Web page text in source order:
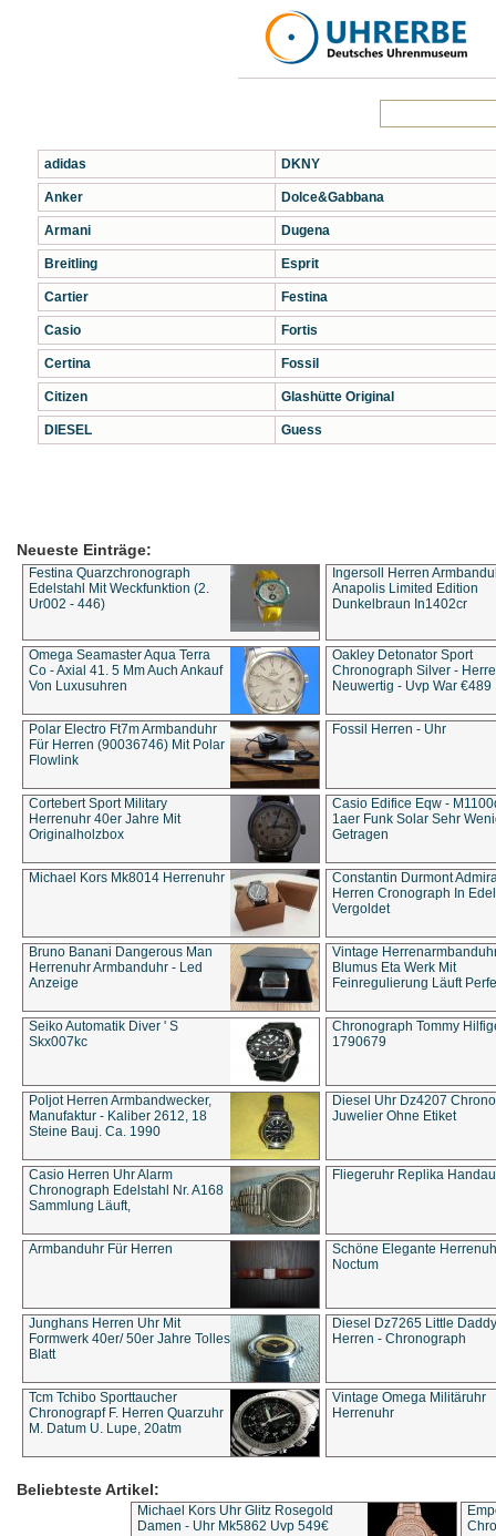
adidas
Anker
Armani
Breitling
Cartier
Casio
Certina
Citizen
DIESEL
DKNY
Dolce&Gabbana
Dugena
Esprit
Festina
Fortis
Fossil
Glashütte Original
Guess
Neueste Einträge:
Festina Quarzchronograph
Edelstahl Mit Weckfunktion (2.
Ur002 - 446)
Ingersoll Herren
Anapolis Limited Edition
Dunkelbraun In1402cr
Omega Seamaster Aqua Terra
Co - Axial 41. 5 Mm Auch Ankauf
Von Luxusuhren
Oakley Detonator Sport
Chronograph Silver -
Neuwertig - Uvp War €489
Polar Electro Ft7m Armbanduhr
Für Herren (90036746) Mit Polar
Flowlink
Fossil Herren - Uhr
Cortebert Sport Military
Herrenuhr 40er Jahre Mit
Originalholzbox
Casio Edifice Eqw -
1aer Funk Solar Sehr
Getragen
Michael Kors Mk8014 Herrenuhr
Constantin Durmont
Herren Cronograph In
Vergoldet
Bruno Banani Dangerous Man
Herrenuhr Armbanduhr - Led
Anzeige
Vintage
Blumus Eta Werk Mit
Feinregulierung Läuft
Seiko Automatik Diver ' S
Skx007kc
Chronograph Tommy
1790679
Poljot Herren Armbandwecker,
Manufaktur - Kaliber 2612, 18
Steine Bauj. Ca. 1990
Diesel Uhr Dz4207
Juwelier Ohne Etiket
Casio Herren Uhr Alarm
Chronograph Edelstahl Nr. A168
Sammlung Läuft,
Fliegeruhr Replika
Armbanduhr Für Herren
Schöne Elegante
Noctum
Junghans Herren Uhr Mit
Formwerk 40er/ 50er Jahre Tolles
Blatt
Diesel Dz7265 Little Daddy
Herren - Chronograph
Tcm Tchibo Sporttaucher
Chronograpf F. Herren Quarzuhr
M. Datum U. Lupe, 20atm
Vintage Omega Militäruhr
Herrenuhr
Beliebteste Artikel:
Michael Kors Uhr Glitz Rosegold
Damen - Uhr Mk5862 Uvp 549€